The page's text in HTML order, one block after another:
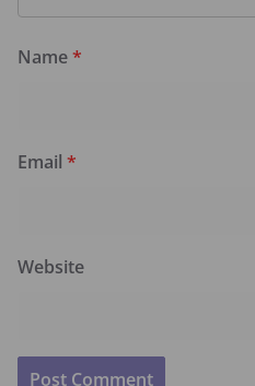
Name*
Email *
Website